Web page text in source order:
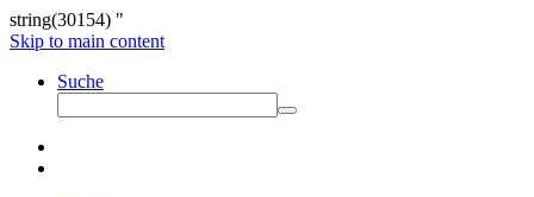
string(30154) "
Skip to main content
Suche